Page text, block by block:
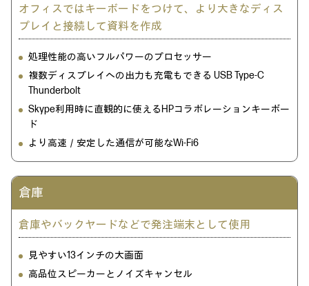
オフィスではキーボードをつけて、
より大きなディス
プレイと接続して資料を作成
処理性能の高いフルパワーのプロセッサー
複数ディスプレイへの出力も充電もできる USB Type-C
Thunderbolt
Skype利用時に直観的に使えるHPコラボレーションキーボー
ド
より高速／安定した通信が可能なWi-Fi6
倉庫
倉庫やバックヤードなどで発注端末として使用
見やすい13インチの大画面
高品位スピーカーとノイズキャンセル